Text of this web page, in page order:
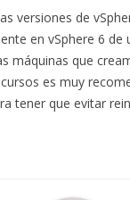
versiones de
en vSphere 6 de
máquinas que
es muy
tener que evitar